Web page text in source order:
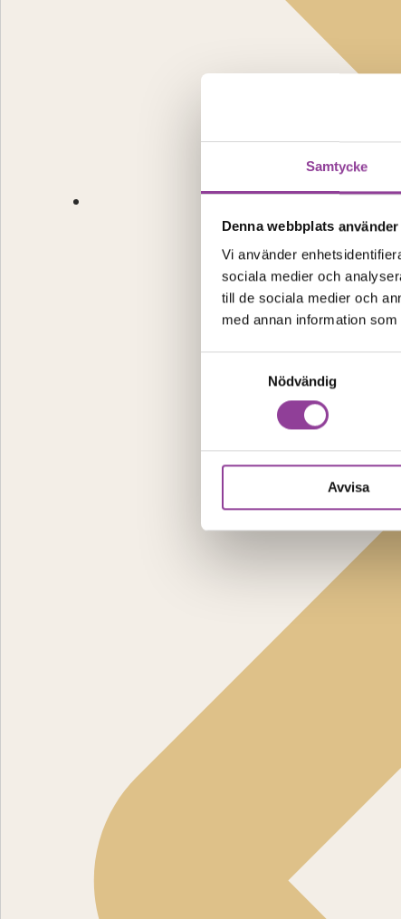
Samtycke
Denna webbplats
Vi använder
sociala medier och
till de sociala medier och
med annan information
Nödvändig
Avvisa